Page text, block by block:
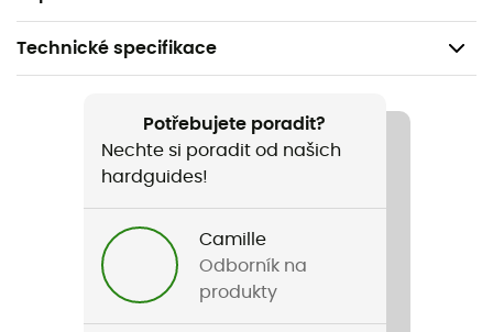
Technické specifikace
Název produktu
Micro Hydro 200 mL
Potřebujete poradit?
Nechte si poradit od našich
hardguides!
Camille
Odborník na
produkty